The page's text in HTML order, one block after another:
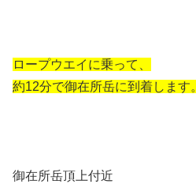
ロープウエイに乗って、
約12分で御在所岳に到着します。
御在所岳頂上付近